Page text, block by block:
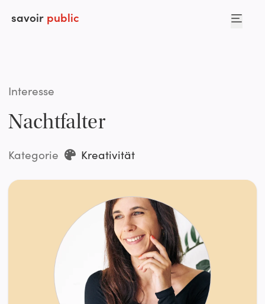
savoir public
Interesse
Nachtfalter
Kategorie Kreativität